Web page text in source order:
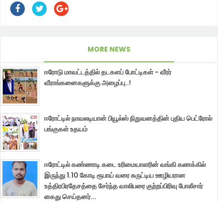
MORE NEWS
ஈரோடு மாவட்டத்தில் தடகளப் போட்டிகள் - வீரர்
வீராங்கனைகளுக்கு அழைப்பு..!
ஈரோட்டில் நாவலடியான் பியூல்ஸ் நிறுவனத்தின் புதிய பெட்ரோல்
பங்குகள் உதயம்
ஈரோட்டில் கண்ணாடி கடை உரிமையாளரின் வங்கி கணக்கில்
இருந்து 1.10 கோடி ரூபாய் வரை சுருட்டிய ஊழியரான
உத்திரபிரதேசத்தை சேர்ந்த வாலிபரை குற்றப்பிரிவு போலீசார்
கைது செய்தனர்...